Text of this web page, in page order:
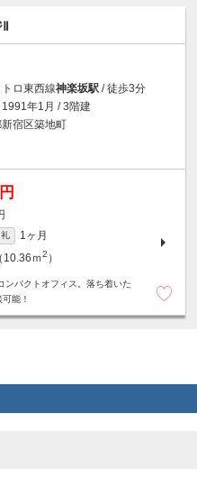
ロ東西線神楽坂駅 / 徒歩3分
年1月 / 3階建
宿区築地町
礼
1ヶ月
10.36ｍ2 ）
ンパクトオフィス。落ち着いた
能！